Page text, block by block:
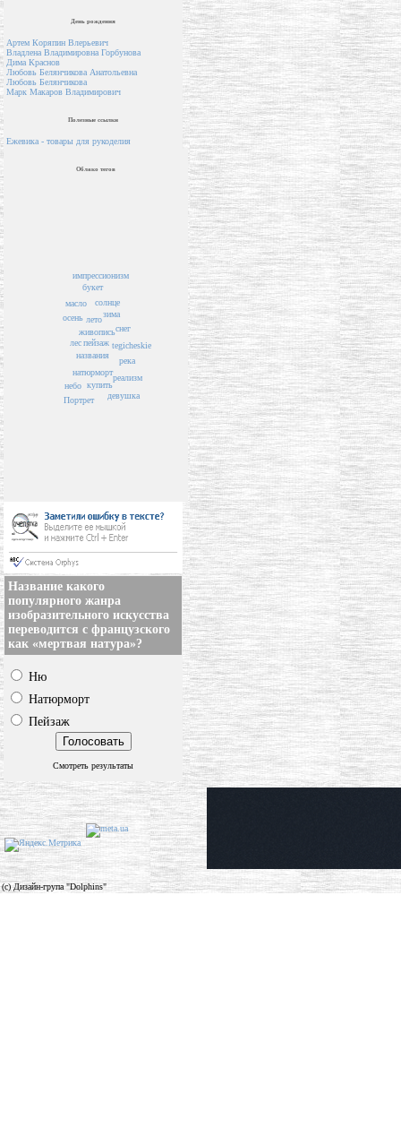
День рождения
Артем Коряпин Влерьевич
Владлена Владимировна Горбунова
Дима Краснов
Любовь Белянчикова Анатольевна
Любовь Белянчикова
Марк Макаров Владимирович
Полезные ссылки
Ежевика - товары для рукоделия
Облако тегов
пейзаж
названия
живопись
лето
натюрморт
купить
солнце
лес
зима
осень
букет
масло
река
снег
tegicheskie
реализм
небо
импрессионизм
Портрет девушка
Название какого
популярного жанра
изобразительного искусства
переводится с французского
как «мертвая натура»?
Ню
Натюрморт
Пейзаж
Смотреть результаты
(c) Дизайн-група "Dolphins"